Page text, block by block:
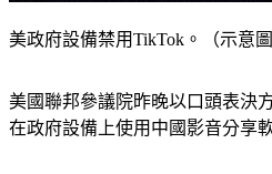
美政府設備禁用TikTok。（示意圖
美國聯邦參議院昨晚以口頭表決
在政府設備上使用中國影音分享